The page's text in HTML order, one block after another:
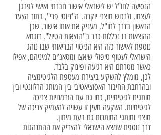
הנסיעה לחו"ל יש לישראלי אישור חברתי ואישי לפרגן
לעצמו, ולרכוש מוצרי יוקרה. ה"דיוטי פרי", בתור הצעד
הראשון בדרך לחו"ל, מעניק את אותו אישור, שכן
ההוצאות בו נכללות כבר ב"הוצאות הטיול". דוגמא
נוספת לאישור כזה היא הכיסוי הבריאותי שבו נוהג
הישראלי לעטוף טיפולי שיאצו ומסאג’ים למיניהם, אפילו
כאשר מטרתם היא רגיעה ופינוק בלבד.
לכן, מומלץ להשקיע ביצירת מעטפת הלגיטימציה
ובהרחבת החיבור האסוציאטיבי בין המותג הרלוונטי ובין
מותגים לגיטימיים, כמו גם עם הזדמנויות צריכה
לגיטימיות. השקעה מעין זו עשויה להעמיק צריכה של
מוצרי ומותגי המותרות גם בעת מיתון.
דרך נוספת שמצא הישראלי להצדיק את ההתנהגות